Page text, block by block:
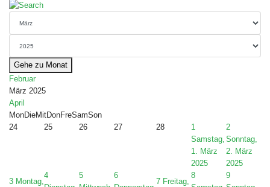
Gehe zu Monat
Februar
März 2025
April
MonDieMitDonFreSamSon
24
25 26 27 28
1
Samstag,
1. März
2025
2
Sonntag,
2. März
2025
3 Montag,
4
5
6
7 Freitag,
8
9